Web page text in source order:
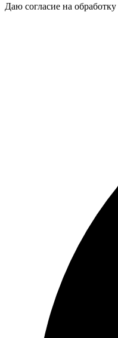
Даю согласие на обработку